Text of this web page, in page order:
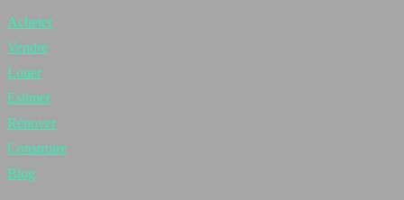
Acheter
Vendre
Louer
Estimer
Rénover
Construire
Blog